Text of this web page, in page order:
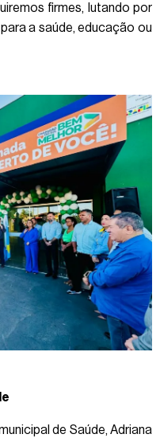
firmes, lutando por
a saúde, educação ou
de Saúde, Adriana